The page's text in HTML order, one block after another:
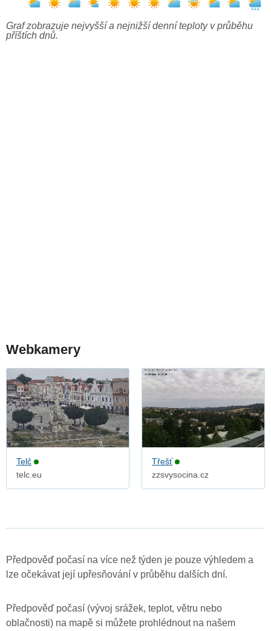
Graf zobrazuje nejvyšší a nejnižší denní teploty v průběhu
příštích dnů.
Webkamery
Telč
telc.eu
Třešť
zzsvysocina.cz
Předpověď počasí na více než týden je pouze výhledem a
lze očekávat její upřesňování v průběhu dalších dní.
Předpověď počasí (vývoj srážek, teplot, větru nebo
oblačnosti) na mapě si můžete prohlédnout na našem